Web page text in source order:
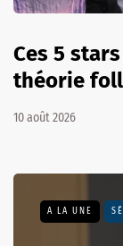
Ces 5
théorie
10 août 2026
A LA UNE